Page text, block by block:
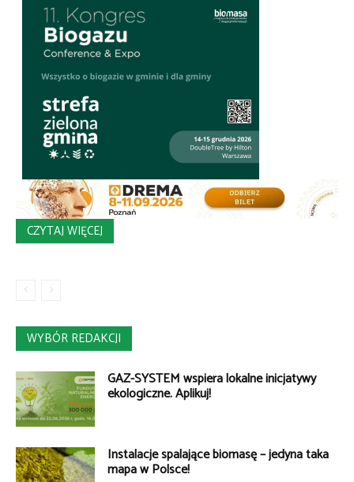
CZYTAJ WIĘCEJ
WYBÓR REDAKCJI
GAZ-SYSTEM wspiera lokalne inicjatywy
ekologiczne. Aplikuj!
Instalacje spalające biomasę – jedyna taka
mapa w Polsce!